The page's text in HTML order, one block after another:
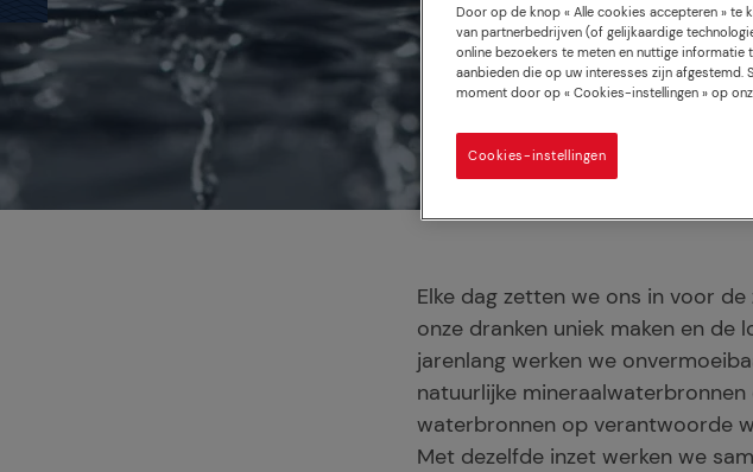
Elke dag zetten we ons in voor
onze dranken uniek maken en de
jarenlang werken we
natuurlijke
waterbronnen op verantwoorde
Met dezelfde inzet werken we
Door op de knop « Alle cookies accepteren » te
van partnerbedrijven (of gelijkaardige
online bezoekers te meten en nuttige informatie
aanbieden die op uw interesses zijn afgestemd.
moment door op « Cookies-instellingen » op
Cookies-instellingen